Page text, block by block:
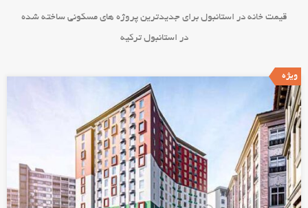
قیمت خانه در استانبول برای جدیدترین پروژه های مسکونی ساخته شده
در استانبول ترکیه
ویژه